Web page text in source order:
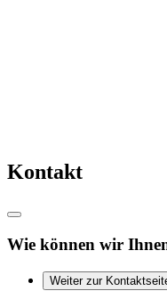
Kontakt
Wie können wir